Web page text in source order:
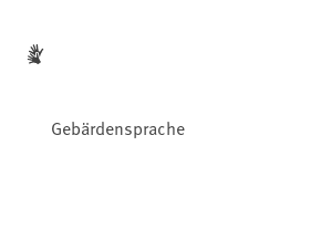
Gebärdensprache